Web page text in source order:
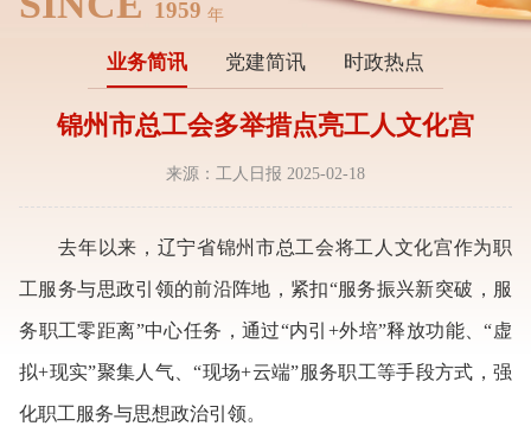
1959 年
业务简讯 党建简讯 时政热点
锦州市总工会多举措点亮工人文化宫
来源：工人日报 2025-02-18
去年以来，辽宁省锦州市总工会将工人文化宫作为职
工服务与思政引领的前沿阵地，紧扣“服务振兴新突破，服
务职工零距离”中心任务，通过“内引+外培”释放功能、“虚
拟+现实”聚集人气、“现场+云端”服务职工等手段方式，强
化职工服务与思想政治引领。